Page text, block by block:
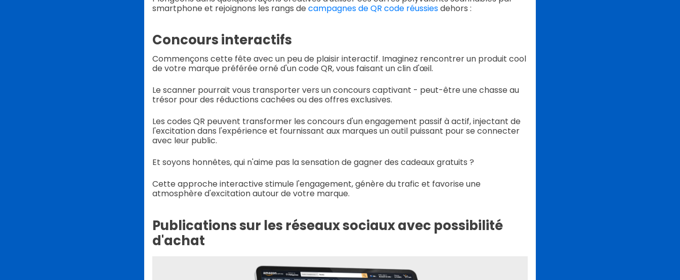
smartphone et rejoignons les rangs de campagnes de QR code réussiesdehors :
Concours interactifs
Commençons cette fête avec un peu de plaisir interactif. Imaginez rencontrer un produit cool
de votre marque préférée orné d'un code QR, vous faisant un clin d'œil.
Le scanner pourrait vous transporter vers un concours captivant - peut-être une chasse au
trésor pour des réductions cachées ou des offres exclusives.
Les codes QR peuvent transformer les concours d'un engagement passif à actif, injectant de
l'excitation dans l'expérience et fournissant aux marques un outil puissant pour se connecter
avec leur public.
Et soyons honnêtes, qui n'aime pas la sensation de gagner des cadeaux gratuits ?
Cette approche interactive stimule l'engagement, génère du trafic et favorise une
atmosphère d'excitation autour de votre marque.
Publications sur les réseaux sociaux avec possibilité
d'achat